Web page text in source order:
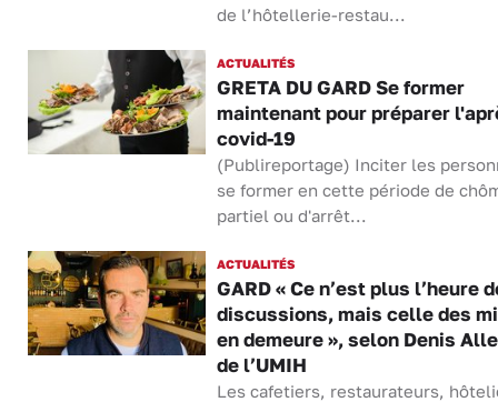
de l’hôtellerie-restau...
ACTUALITÉS
GRETA DU GARD Se former
maintenant pour préparer
covid-19
(Publireportage) Inciter les
se former en cette période de
partiel ou d'arrêt...
ACTUALITÉS
GARD « Ce n’est plus l’heure
discussions, mais celle des
en demeure », selon Denis
de l’UMIH
Les cafetiers, restaurateurs,